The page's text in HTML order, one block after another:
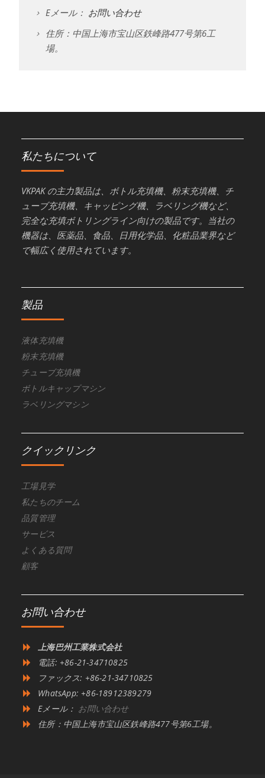
Eメール： お問い合わせ
住所：中国上海市宝山区鉄峰路477号第6工
場。
私たちについて
VKPAK の主力製品は、ボトル充填機、粉末充填機、チ
ューブ充填機、キャッピング機、ラベリング機など、
完全な充填ボトリングライン向けの製品です。当社の
機器は、医薬品、食品、日用化学品、化粧品業界など
で幅広く使用されています。
製品
液体充填機
粉末充填機
チューブ充填機
ボトルキャップマシン
ラベリングマシン
クイックリンク
工場見学
私たちのチーム
品質管理
サービス
よくある質問
顧客
お問い合わせ
上海巴州工業株式会社
電話: +86-21-34710825
ファックス: +86-21-34710825
WhatsApp: +86-18912389279
Eメール： お問い合わせ
住所：中国上海市宝山区鉄峰路477号第6工場。